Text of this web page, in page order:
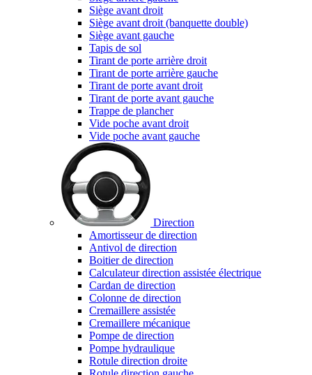
Siège avant droit
Siège avant droit (banquette double)
Siège avant gauche
Tapis de sol
Tirant de porte arrière droit
Tirant de porte arrière gauche
Tirant de porte avant droit
Tirant de porte avant gauche
Trappe de plancher
Vide poche avant droit
Vide poche avant gauche
Direction
Amortisseur de direction
Antivol de direction
Boitier de direction
Calculateur direction assistée électrique
Cardan de direction
Colonne de direction
Cremaillere assistée
Cremaillere mécanique
Pompe de direction
Pompe hydraulique
Rotule direction droite